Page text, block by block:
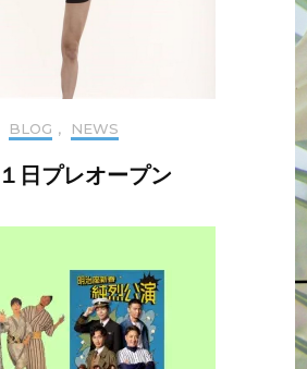
BLOG , NEWS
日プレオープン